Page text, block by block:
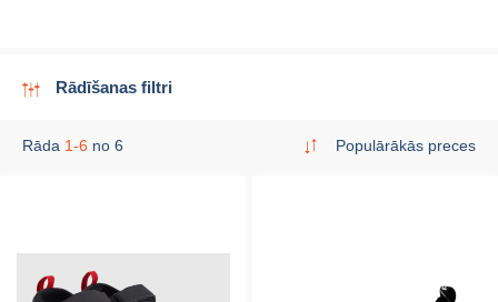
Rādīšanas filtri
Rāda 1-6 no 6 Populārākās preces